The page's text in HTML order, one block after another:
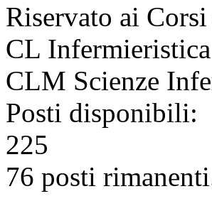
Riservato ai
CL Infermieristica
CLM Scienze
Posti disponibili:
225
76 posti